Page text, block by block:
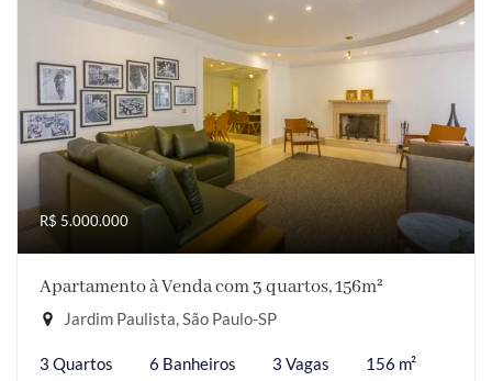
R$ 5.000.000
Apartamento à Venda com 3 quartos, 156m²
Jardim Paulista, São Paulo-SP
3 Quartos 6 Banheiros 3 Vagas 156 m²